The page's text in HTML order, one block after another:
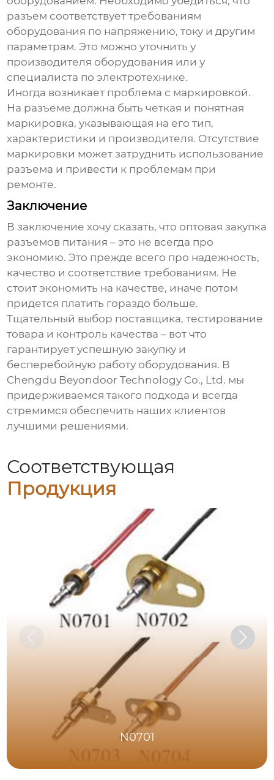
разъем соответствует требованиям
оборудования по напряжению, току и другим
параметрам. Это можно уточнить у
производителя оборудования или у
специалиста по электротехнике.
Иногда возникает проблема с маркировкой.
На разъеме должна быть четкая и понятная
маркировка, указывающая на его тип,
характеристики и производителя. Отсутствие
маркировки может затруднить использование
разъема и привести к проблемам при
ремонте.
Заключение
В заключение хочу сказать, что оптовая закупка
разъемов питания – это не всегда про
экономию. Это прежде всего про надежность,
качество и соответствие требованиям. Не
стоит экономить на качестве, иначе потом
придется платить гораздо больше.
Тщательный выбор поставщика, тестирование
товара и контроль качества – вот что
гарантирует успешную закупку и
бесперебойную работу оборудования. В
Chengdu Beyondoor Technology Co., Ltd. мы
придерживаемся такого подхода и всегда
стремимся обеспечить наших клиентов
лучшими решениями.
Соответствующая
Продукция
N0701